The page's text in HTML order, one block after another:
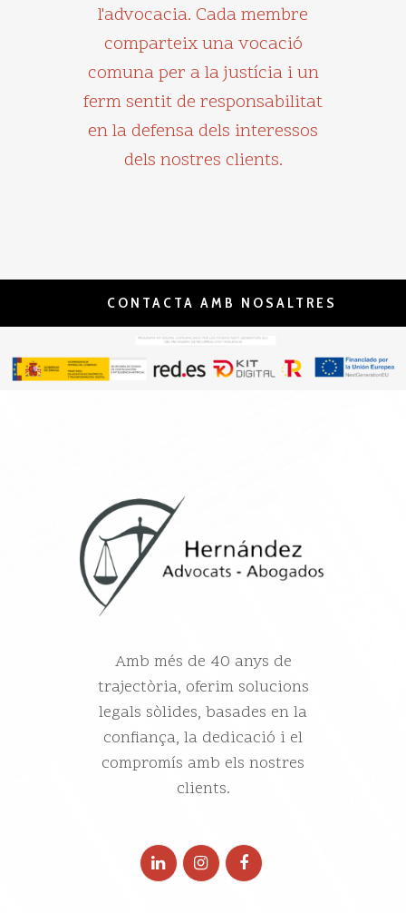
l'advocacia. Cada membre
comparteix una vocació
comuna per a la justícia i un
ferm sentit de responsabilitat
en la defensa dels interessos
dels nostres clients.
CONTACTA AMB NOSALTRES
Amb més de 40 anys de
trajectòria, oferim solucions
legals sòlides, basades en la
confiança, la dedicació i el
compromís amb els nostres
clients.